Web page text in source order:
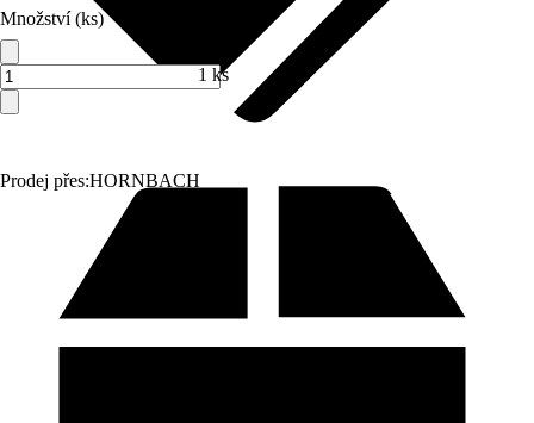
Prodej přes:HORNBACH
Množství (ks)
1 ks